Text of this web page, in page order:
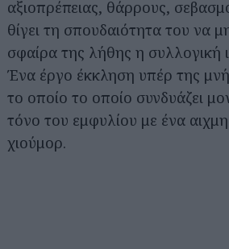
αξιοπρέπειας, θάρρους,
θίγει τη σπουδαιότητα του να
σφαίρα της λήθης η συλλογική
Ένα έργο έκκληση υπέρ της
το οποίο το οποίο συνδυάζει
τόνο του εμφυλίου με ένα
χιούμορ.